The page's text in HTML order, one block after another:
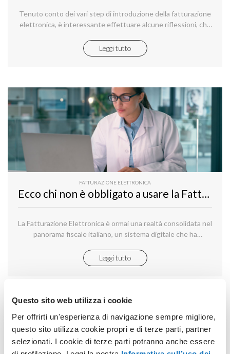
Questo sito web utilizza i cookie
Per offrirti un'esperienza di navigazione sempre migliore,
questo sito utilizza cookie propri e di terze parti, partner
selezionati. I cookie di terze parti potranno anche essere
Tenuto conto dei vari step di introduzione della fatturazione
elettronica, è interessante effettuare alcune riflessioni, che
obblighi abbia contribuito ad aumentare la digitalizzazione
delle imprese.
Leggi tutto
FATTURAZIONE ELETTRONICA
Ecco chi non è obbligato a usare la Fatturazione Elettronica
La Fatturazione Elettronica è ormai una realtà consolidata nel
panorama fiscale italiano, un sistema digitale che ha
Leggi tutto